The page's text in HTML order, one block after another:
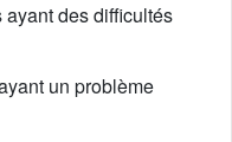
des difficultés
un problème